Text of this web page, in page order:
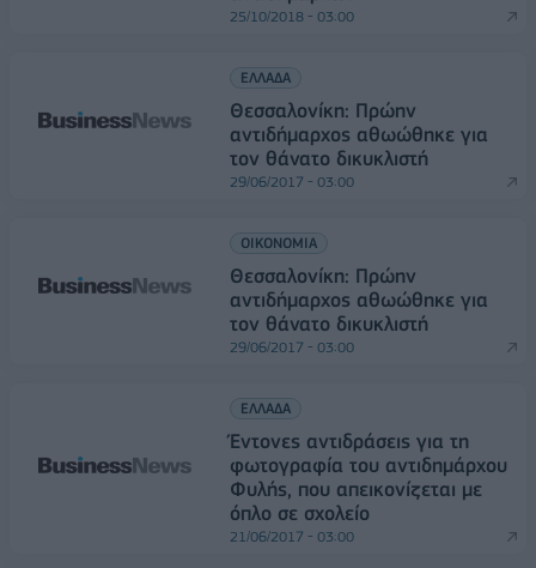
25/10/2018 - 03:00
ΕΛΛΑΔΑ
Θεσσαλονίκη: Πρώην
αντιδήμαρχος αθωώθηκε για
τον θάνατο δικυκλιστή
29/06/2017 - 03:00
ΟΙΚΟΝΟΜΙΑ
Θεσσαλονίκη: Πρώην
αντιδήμαρχος αθωώθηκε για
τον θάνατο δικυκλιστή
29/06/2017 - 03:00
ΕΛΛΑΔΑ
Έντονες αντιδράσεις για τη
φωτογραφία του αντιδημάρχου
Φυλής, που απεικονίζεται με
όπλο σε σχολείο
21/06/2017 - 03:00